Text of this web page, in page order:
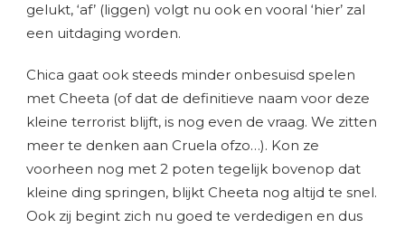
gelukt, ‘af’ (liggen) volgt nu ook en vooral ‘hier’ zal
een uitdaging worden.
Chica gaat ook steeds minder onbesuisd spelen
met Cheeta (of dat de definitieve naam voor deze
kleine terrorist blijft, is nog even de vraag. We zitten
meer te denken aan Cruela ofzo…). Kon ze
voorheen nog met 2 poten tegelijk bovenop dat
kleine ding springen, blijkt Cheeta nog altijd te snel.
Ook zij begint zich nu goed te verdedigen en dus